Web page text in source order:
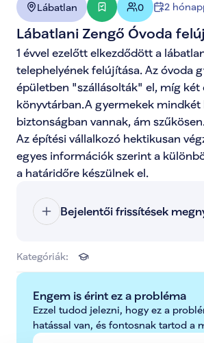
Lábatlan 0 2
Lábatlani Zengő Óvoda
1 évvel ezelőtt elkezdődött a
telephelyének felújítása. Az óvoda
épületben "szállásolták" el, míg két
könyvtárban.A gyermekek mindkét
biztonságban vannak, ám szűkösen.
Az építési vállalkozó hektikusan
egyes információk szerint a
a határidőre készülnek el.
Bejelentői frissítések
Kategóriák:
Engem is érint ez a probléma
Ezzel tudod jelezni, hogy ez a
hatással van, és fontosnak tartod a